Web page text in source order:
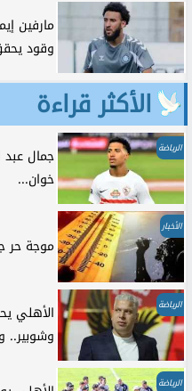
مارفين
وقود
الأكثر قراءة
الرياضة
جمال عبد
خوان...
الأخبار
موجة حر جديدة
الرياضة
الأهلي
وشوبير..
الرياضة